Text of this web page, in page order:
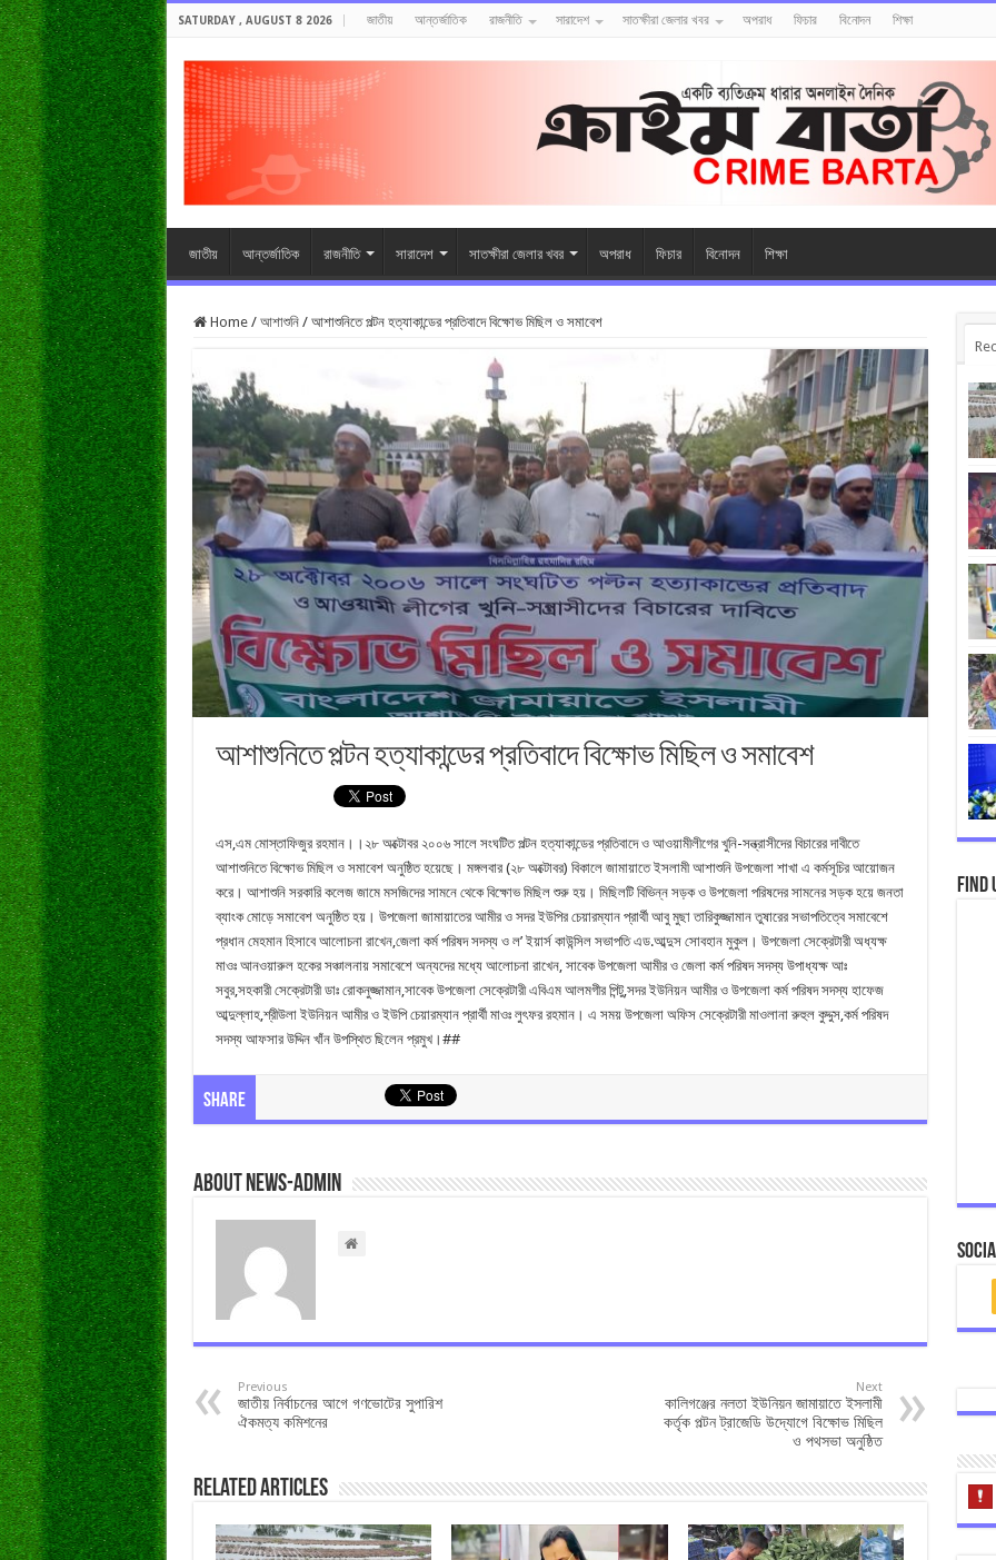
SATURDAY , AUGUST 8 2026 জাতীয় আন্তর্জাতিক রাজনীতি সারাদেশ সাতক্ষীরা জেলার খবর অপরাধ ফিচার বিনোদন শিক্ষা
জাতীয় আন্তর্জাতিক রাজনীতি সারাদেশ সাতক্ষীরা জেলার খবর অপরাধ ফিচার বিনোদন শিক্ষা
Home / আশাশুনি / আশাশুনিতে পল্টন হত্যাকান্ডের প্রতিবাদে বিক্ষোভ মিছিল ও সমাবেশ
আশাশুনিতে পল্টন হত্যাকান্ডের প্রতিবাদে বিক্ষোভ মিছিল ও সমাবেশ
এস,এম মোস্তাফিজুর রহমান।।২৮ অক্টোবর ২০০৬ সালে সংঘটিত পল্টন হত্যাকান্ডের প্রতিবাদে ও আওয়ামীলীগের খুনি-সন্ত্রাসীদের বিচারের দাবীতে
আশাশুনিতে বিক্ষোভ মিছিল ও সমাবেশ অনুষ্ঠিত হয়েছে। মঙ্গলবার (২৮ অক্টোবর) বিকালে জামায়াতে ইসলামী আশাশুনি উপজেলা শাখা এ কর্মসূচির আয়োজন
করে। আশাশুনি সরকারি কলেজ জামে মসজিদের সামনে থেকে বিক্ষোভ মিছিল শুরু হয়। মিছিলটি বিভিন্ন সড়ক ও উপজেলা পরিষদের সামনের সড়ক হয়ে জনতা
ব্যাংক মোড়ে সমাবেশ অনুষ্ঠিত হয়। উপজেলা জামায়াতের আমীর ও সদর ইউপির চেয়ারম্যান প্রার্থী আবু মুছা তারিকুজ্জামান তুষারের সভাপতিত্বে সমাবেশে
প্রধান মেহমান হিসাবে আলোচনা রাখেন,জেলা কর্ম পরিষদ সদস্য ও ল’ ইয়ার্স কাউন্সিল সভাপতি এড.আব্দুস সোবহান মুকুল। উপজেলা সেক্রেটারী অধ্যক্ষ
মাওঃ আনওয়ারুল হকের সঞ্চালনায় সমাবেশে অন্যদের মধ্যে আলোচনা রাখেন, সাবেক উপজেলা আমীর ও জেলা কর্ম পরিষদ সদস্য উপাধ্যক্ষ আঃ
সবুর,সহকারী সেক্রেটারী ডাঃ রোকনুজ্জামান,সাবেক উপজেলা সেক্রেটারী এবিএম আলমগীর পিন্টু,সদর ইউনিয়ন আমীর ও উপজেলা কর্ম পরিষদ সদস্য হাফেজ
আব্দুল্লাহ,শ্রীউলা ইউনিয়ন আমীর ও ইউপি চেয়ারম্যান প্রার্থী মাওঃ লুৎফর রহমান। এ সময় উপজেলা অফিস সেক্রেটারী মাওলানা রুহুল কুদ্দুস,কর্ম পরিষদ
সদস্য আফসার উদ্দিন খাঁন উপস্থিত ছিলেন প্রমুখ।##
Share
About news-admin
Previous
জাতীয় নির্বাচনের আগে গণভোটের সুপারিশ
ঐকমত্য কমিশনের
Next
কালিগঞ্জের নলতা ইউনিয়ন জামায়াতে ইসলামী
কর্তৃক পল্টন ট্রাজেডি উদ্যোগে বিক্ষোভ মিছিল
ও পথসভা অনুষ্ঠিত
Related Articles
Find